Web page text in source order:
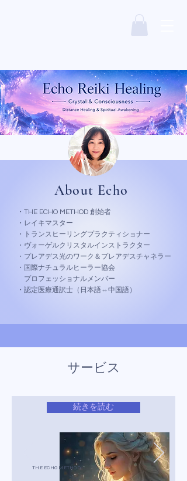
About Echo
・THE ECHO METHOD 創始者
・レイキマスター
・トランスヒーリングプラクティショナー
・ヴォーゲルクリスタルインストラクター
・プレアデス光のワーク＆プレアデスチャネラー
・国際ナチュラルヒーラー協会
プロフェッショナルメンバー
・認定医療通訳士（日本語⇔中国語）
サービス
続きを読む
THE ECHO METHOD​